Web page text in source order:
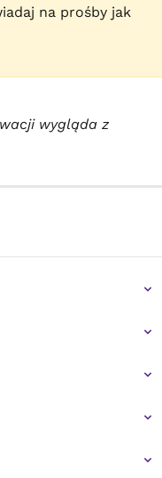
na prośby jak
wygląda z